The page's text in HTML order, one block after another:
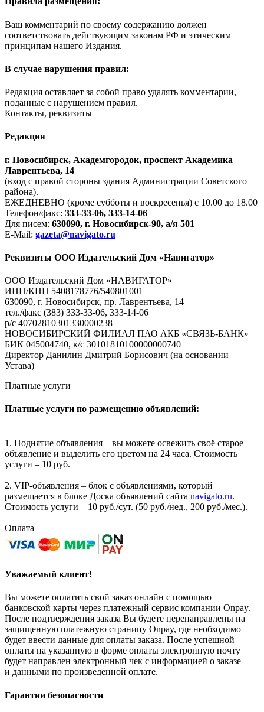
Ваш комментарий по своему содержанию должен
соответствовать действующим законам РФ и этическим
принципам нашего Издания.
В случае нарушения правил:
Редакция оставляет за собой право удалять комментарии,
поданные с нарушением правил.
Контакты, реквизиты
Редакция
г. Новосибирск, Академгородок, проспект Академика
Лаврентьева, 14
(вход с правой стороны здания Администрации Советского
района).
ЕЖЕДНЕВНО (кроме субботы и воскресенья) с 10.00 до 18.00
Телефон/факс: 333-33-06, 333-14-06
Для писем: 630090, г. Новосибирск-90, а/я 501
E-Mail: gazeta@navigato.ru
Реквизиты ООО Издательский Дом «Навигатор»
ООО Издательский Дом «НАВИГАТОР»
ИНН/КПП 5408178776/540801001
630090, г. Новосибирск, пр. Лаврентьева, 14
тел./факс (383) 333-33-06, 333-14-06
р/с 40702810301330000238
НОВОСИБИРСКИЙ ФИЛИАЛ ПАО АКБ «СВЯЗЬ-БАНК»
БИК 045004740, к/с 30101810100000000740
Директор Данилин Дмитрий Борисович (на основании
Устава)
Платные услуги
Платные услуги по размещению объявлений:
1. Поднятие объявления – вы можете освежить своё старое
объявление и выделить его цветом на 24 часа. Стоимость
услуги – 10 руб.
2. VIP-объявления – блок с объявлениями, который
размещается в блоке Доска объявлений сайта navigato.ru.
Стоимость услуги – 10 руб./сут. (50 руб./нед., 200 руб./мес.).
Оплата
Уважаемый клиент!
Вы можете оплатить свой заказ онлайн с помощью
банковской карты через платежный сервис компании Onpay.
После подтверждения заказа Вы будете перенаправлены на
защищенную платежную страницу Onpay, где необходимо
будет ввести данные для оплаты заказа. После успешной
оплаты на указанную в форме оплаты электронную почту
будет направлен электронный чек с информацией о заказе
и данными по произведенной оплате.
Гарантии безопасности